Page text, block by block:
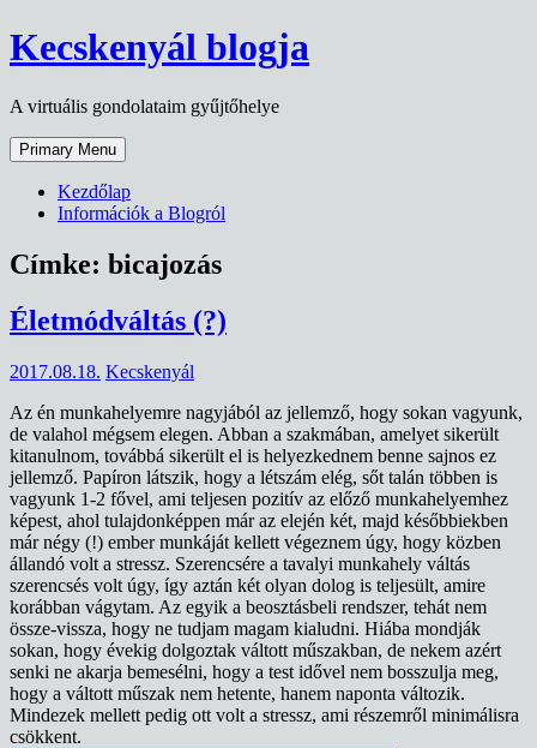
Skip
to
Kecskenyál blogja
A virtuális gondolataim gyűjtőhelye
Primary Menu
Kezdőlap
Információk a Blogról
Címke: bicajozás
Életmódváltás (?)
2017.08.18. Kecskenyál
Az én munkahelyemre nagyjából az jellemző, hogy sokan vagyunk,
de valahol mégsem elegen. Abban a szakmában, amelyet sikerült
kitanulnom, továbbá sikerült el is helyezkednem benne sajnos ez
jellemző. Papíron látszik, hogy a létszám elég, sőt talán többen is
vagyunk 1-2 fővel, ami teljesen pozitív az előző munkahelyemhez
képest, ahol tulajdonképpen már az elején két, majd későbbiekben
már négy (!) ember munkáját kellett végeznem úgy, hogy közben
állandó volt a stressz. Szerencsére a tavalyi munkahely váltás
szerencsés volt úgy, így aztán két olyan dolog is teljesült, amire
korábban vágytam. Az egyik a beosztásbeli rendszer, tehát nem
össze-vissza, hogy ne tudjam magam kialudni. Hiába mondják
sokan, hogy évekig dolgoztak váltott műszakban, de nekem azért
senki ne akarja bemesélni, hogy a test idővel nem bosszulja meg,
hogy a váltott műszak nem hetente, hanem naponta változik.
Mindezek mellett pedig ott volt a stressz, ami részemről minimálisra
csökkent.